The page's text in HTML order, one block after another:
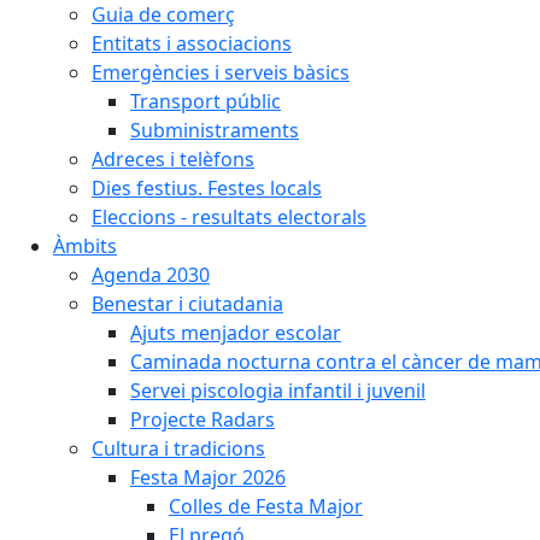
Guia de comerç
Entitats i associacions
Emergències i serveis bàsics
Transport públic
Subministraments
Adreces i telèfons
Dies festius. Festes locals
Eleccions - resultats electorals
Àmbits
Agenda 2030
Benestar i ciutadania
Ajuts menjador escolar
Caminada nocturna contra el càncer de
Servei piscologia infantil i juvenil
Projecte Radars
Cultura i tradicions
Festa Major 2026
Colles de Festa Major